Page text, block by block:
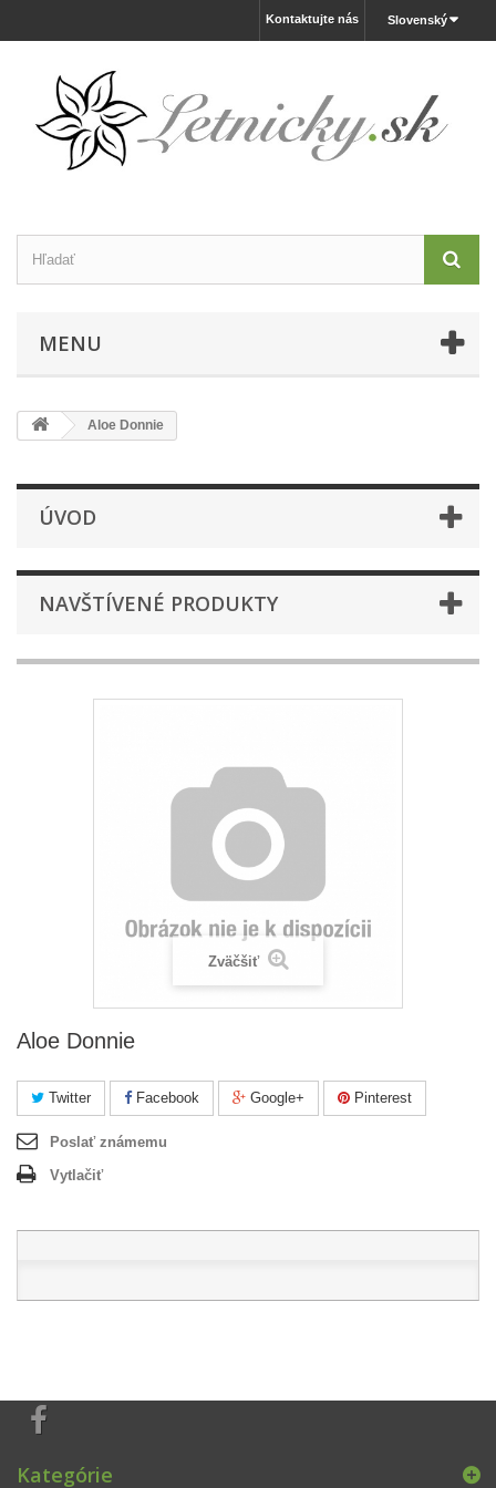
Slovenský
Kontaktujte nás
MENU
Aloe Donnie
ÚVOD
NAVŠTÍVENÉ PRODUKTY
Zväčšiť
Aloe Donnie
Twitter Facebook Google+ Pinterest
Poslať známemu
Vytlačiť
Kategórie